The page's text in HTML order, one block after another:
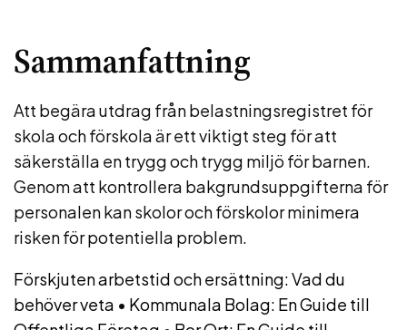
Sammanfattning
Att begära utdrag från belastningsregistret för
skola och förskola är ett viktigt steg för att
säkerställa en trygg och trygg miljö för barnen.
Genom att kontrollera bakgrundsuppgifterna för
personalen kan skolor och förskolor minimera
risken för potentiella problem.
Förskjuten arbetstid och ersättning: Vad du
behöver veta • Kommunala Bolag: En Guide till